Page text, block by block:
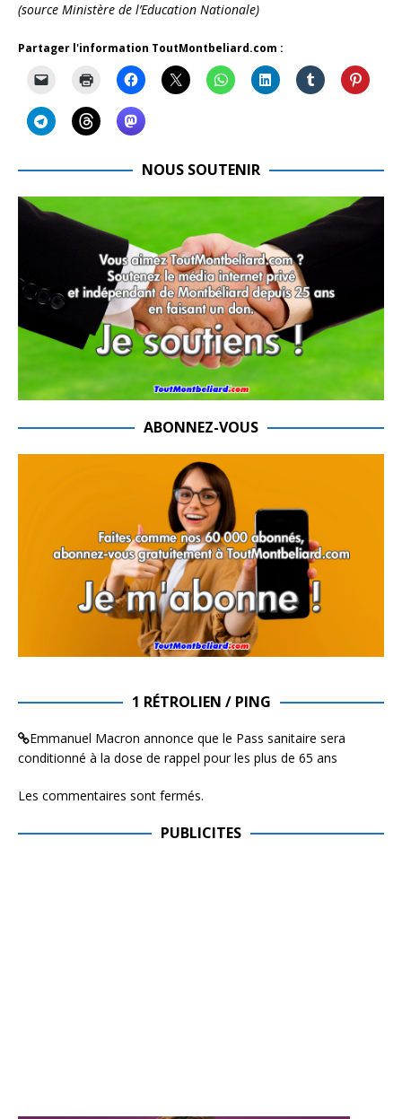
(source Ministère de l’Education Nationale)
Partager l'information ToutMontbeliard.com :
NOUS SOUTENIR
ABONNEZ-VOUS
1 RÉTROLIEN / PING
Emmanuel Macron annonce que le Pass sanitaire sera
conditionné à la dose de rappel pour les plus de 65 ans
Les commentaires sont fermés.
PUBLICITES